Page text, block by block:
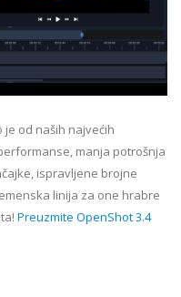
je od naših najvećih
manja potrošnja
ispravljene brojne
linija za one hrabre
Preuzmite OpenShot 3.4